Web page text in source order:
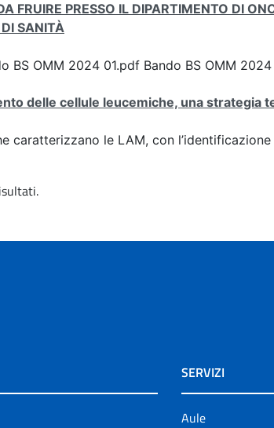
FRUIRE PRESSO IL DIPARTIMENTO DI
DI SANITÀ
BS OMM 2024 01.pdf Bando BS OMM 2024
delle cellule leucemiche, una strategia
caratterizzano le LAM, con
SERVIZI
Aule